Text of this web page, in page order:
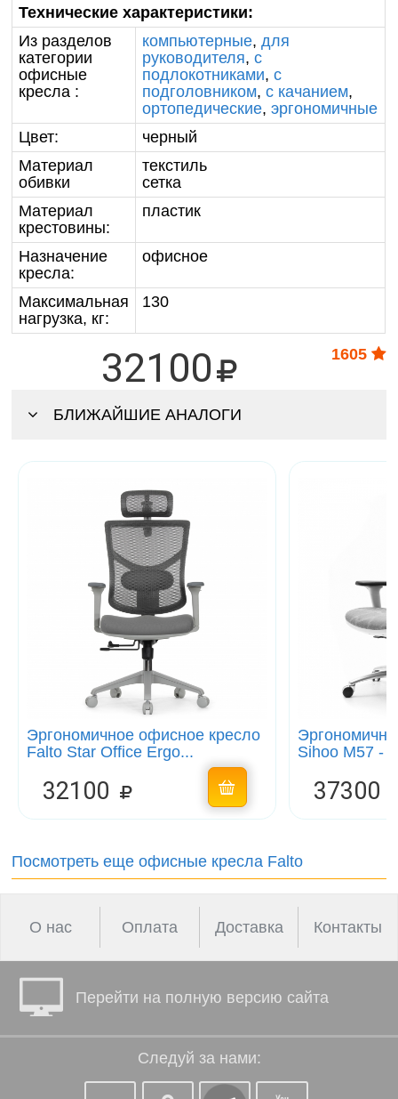
Технические характеристики:
Из разделов
категории
офисные
кресла :
компьютерные,для
руководителя,с
подлокотниками,с
подголовником,с качанием,
ортопедические,эргономичные
Цвет:
черный
Материал
обивки
текстиль
сетка
Материал
крестовины:
пластик
Назначение
кресла:
офисное
Максимальная
нагрузка, кг:
130
1605
32100
БЛИЖАЙШИЕ АНАЛОГИ
Эргономичное офисное кресло
Falto Star Office Ergo...
32100
Sihoo M57 -
37300
Посмотреть еще офисные кресла Falto
О нас Оплата Доставка Контакты
Перейти на полную версию сайта
Следуй за нами: